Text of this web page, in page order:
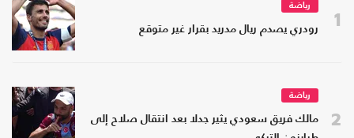
1
رياضة
رودري يصدم ريال مدريد بقرار غير متوقع
2
رياضة
مالك فريق سعودي يثير جدلا بعد انتقال صلاح إلى